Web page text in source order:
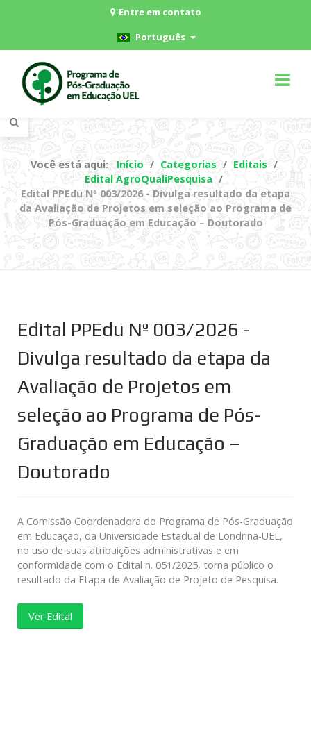
Entre em contato
Português
Você está aqui: Início Categorias
Editais
Edital AgroQualiPesquisa
Edital PPEdu Nº 003/2026 - Divulga resultado da etapa
da Avaliação de Projetos em seleção ao Programa de
Pós-Graduação em Educação – Doutorado
Edital PPEdu Nº 003/2026 -
Divulga resultado da etapa da
Avaliação de Projetos em
seleção ao Programa de Pós-
Graduação em Educação –
Doutorado
A Comissão Coordenadora do Programa de Pós-Graduação
em Educação, da Universidade Estadual de Londrina-UEL,
no uso de suas atribuições administrativas e em
conformidade com o Edital n. 051/2025, torna público o
resultado da Etapa de Avaliação de Projeto de Pesquisa.
Ver Edital